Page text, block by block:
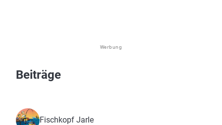
Werbung
Beiträge
Fischkopf Jarle